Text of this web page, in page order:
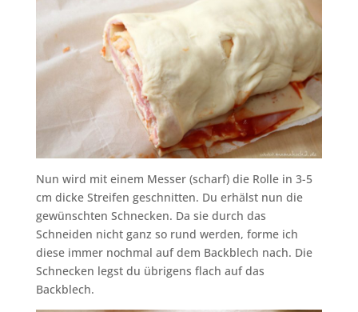
Nun wird mit einem Messer (scharf) die Rolle in 3-5
cm dicke Streifen geschnitten. Du erhälst nun die
gewünschten Schnecken. Da sie durch das
Schneiden nicht ganz so rund werden, forme ich
diese immer nochmal auf dem Backblech nach. Die
Schnecken legst du übrigens flach auf das
Backblech.